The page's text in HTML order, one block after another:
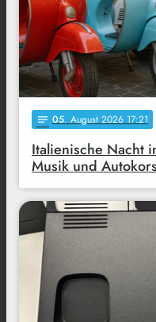
notes 05. August 2026 17:21
Italienische Nacht
Musik und